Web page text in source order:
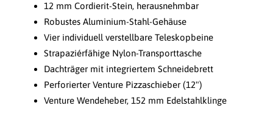
12 mm Cordierit-Stein, herausnehmbar
Robustes Aluminium-Stahl-Gehäuse
Vier individuell verstellbare Teleskopbeine
Strapaziérfähige Nylon-Transporttasche
Dachträger mit integriertem Schneidebrett
Perforierter Venture Pizzaschieber (12")
Venture Wendeheber, 152 mm Edelstahlklinge